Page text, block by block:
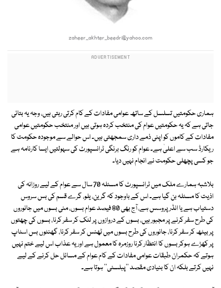
zaheer_akhter_beedri@yahoo.com
ہماری حکومتیں تسلسل کے ساتھ عوامی مفادات کے کام کرتی رہتی ہیں، وجہ یہ بتائی
جاتی ہے کہ یہ حکومتیں عوام کی منتخب کردہ ہوتی ہیں اور منتخب حکومتیں عوامی
مفادات کے کاموں کو اپنی ذمے داری سمجھتی ہیں۔ اس حوالے سے موجودہ حکومت کا
ریکارڈ سب سے اعلیٰ ہے۔ عوام کو رنگ برنگی ٹرانسپورٹ کی سہولتیں ایسا کارنامہ ہے
جو کسی پچھلی حکومت نے انجام نہیں دیا۔
بلاشبہ ہمارے ملک میں ٹرانسپورٹ کا مسئلہ 70 سال سے عوام کے لیے روزانہ کی
اذیت کا مسئلہ بن گیا ہے۔ اس کے باوجود کہ گرین، یلو، گرے قسم کی بس سروس
دستیاب ہے یا انڈر پروسس ہے، آج بھی 80 فیصد عوام بسوں، منی بسوں میں جانوروں
کی طرح سفر کرنے پر مجبور ہیں، بسوں کے دروازوں پر لٹک کر سفر کرنا، بسوں کی چھتوں
پر بیٹھ کر سفر کرنا، جانوروں کی طرح بسوں میں ٹھنس کر سفر کرنا، گھنٹوں بس اسٹاپ
پر کھڑے ہوکر بسوں کا انتظار کرنا روزمرہ کا معمول ہے اور یہ عذاب اس لیے ختم نہیں
ہوتے کہ حکمران طبقات عوامی مفادات کے کام عوام کے مسائل حل کرنے کے لیے
نہیں کرتے بلکہ ان کا بنیادی مقصد ''پبلسٹی'' ہوتا ہے۔